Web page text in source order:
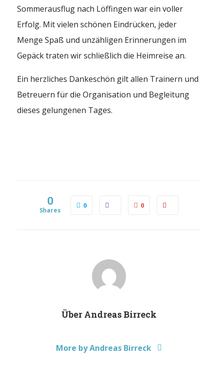
Sommerausflug nach Löffingen war ein voller
Erfolg. Mit vielen schönen Eindrücken, jeder
Menge Spaß und unzähligen Erinnerungen im
Gepäck traten wir schließlich die Heimreise an.
Ein herzliches Dankeschön gilt allen Trainern und
Betreuern für die Organisation und Begleitung
dieses gelungenen Tages.
0
Shares
0 0
Über Andreas Birreck
More by Andreas Birreck